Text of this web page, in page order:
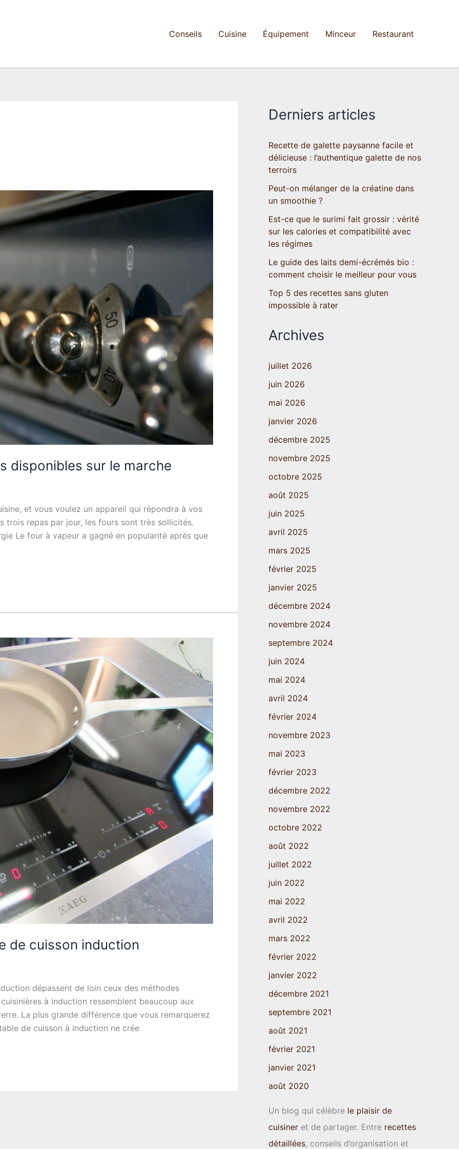
Conseils Cuisine Équipement Minceur Restaurant
disponibles sur le marche
et vous voulez un appareil qui répondra à vos
trois repas par jour, les fours sont très sollicités.
Le four à vapeur a gagné en popularité après que
de cuisson induction
dépassent de loin ceux des méthodes
à induction ressemblent beaucoup aux
La plus grande différence que vous remarquerez
de cuisson à induction ne crée
Derniers articles
Recette de galette paysanne facile et
délicieuse : l’authentique galette de nos
terroirs
Peut-on mélanger de la créatine dans
un smoothie ?
Est-ce que le surimi fait grossir : vérité
sur les calories et compatibilité avec
les régimes
Le guide des laits demi-écrémés bio :
comment choisir le meilleur pour vous
Top 5 des recettes sans gluten
impossible à rater
Archives
juillet 2026
juin 2026
mai 2026
janvier 2026
décembre 2025
novembre 2025
octobre 2025
août 2025
juin 2025
avril 2025
mars 2025
février 2025
janvier 2025
décembre 2024
novembre 2024
septembre 2024
juin 2024
mai 2024
avril 2024
février 2024
novembre 2023
mai 2023
février 2023
décembre 2022
novembre 2022
octobre 2022
août 2022
juillet 2022
juin 2022
mai 2022
avril 2022
mars 2022
février 2022
janvier 2022
décembre 2021
septembre 2021
août 2021
février 2021
janvier 2021
août 2020
Un blog qui célèbre le plaisir de
cuisiner et de partager. Entre recettes
détaillées, conseils d’organisation et